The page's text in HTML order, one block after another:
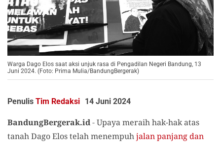
Warga Dago Elos saat aksi unjuk rasa di Pengadilan Negeri Bandung, 13
Juni 2024. (Foto: Prima Mulia/BandungBergerak)
Penulis Tim Redaksi 14 Juni 2024
BandungBergerak.id-Upaya meraih hak-hak atas
tanah Dago Elos telah menempuhjalan panjang dan